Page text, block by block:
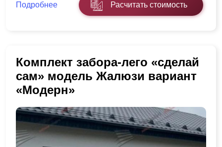
Подробнее Расчитать стоимость
Комплект забора-лего «сделай
сам» модель Жалюзи вариант
«Модерн»